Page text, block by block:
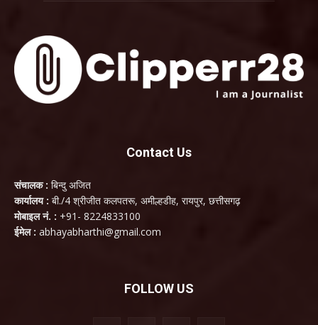
Contact Us
संचालक : बिन्दु अजित
कार्यालय : बी./4 श्रीजीत कलपतरू, अमील्हडीह, रायपुर, छत्तीसगढ़
मोबाइल नं. : +91- 8224833100
ईमेल : abhayabharthi@gmail.com
FOLLOW US